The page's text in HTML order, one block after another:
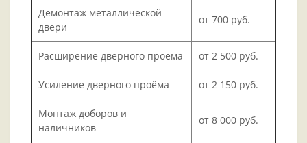
Демонтаж металлической
двери
от 700 руб.
Расширение дверного проёма от 2 500 руб.
Усиление дверного проёма от 2 150 руб.
Монтаж доборов и
наличников
от 8 000 руб.